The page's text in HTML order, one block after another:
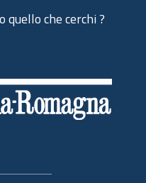
che cerchi ?